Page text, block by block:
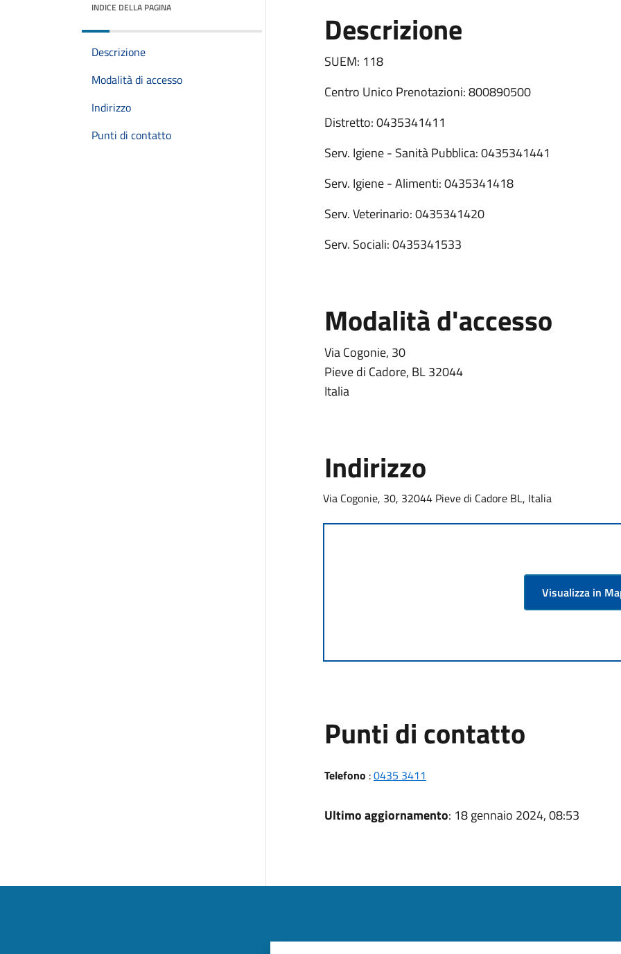
INDICE DELLA PAGINA
Descrizione
Modalità di accesso
Indirizzo
Punti di contatto
Descrizione
SUEM: 118
Centro Unico Prenotazioni: 800890500
Distretto: 0435341411
Serv. Igiene - Sanità Pubblica: 0435341441
Serv. Igiene - Alimenti: 0435341418
Serv. Veterinario: 0435341420
Serv. Sociali: 0435341533
Modalità d'accesso
Via Cogonie, 30
Pieve di Cadore, BL 32044
Italia
Indirizzo
Via Cogonie, 30, 32044 Pieve di Cadore BL, Italia
Visualizza in
Punti di contatto
Telefono :0435 3411
Ultimo aggiornamento: 18 gennaio 2024, 08:53